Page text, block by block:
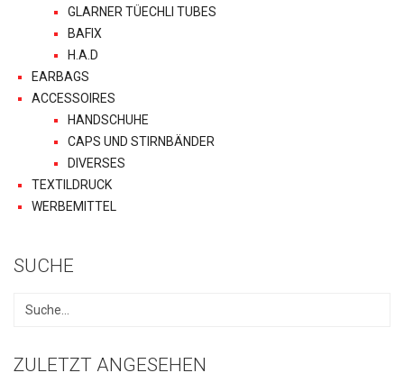
GLARNER TÜECHLI TUBES
BAFIX
H.A.D
EARBAGS
ACCESSOIRES
HANDSCHUHE
CAPS UND STIRNBÄNDER
DIVERSES
TEXTILDRUCK
WERBEMITTEL
SUCHE
ZULETZT ANGESEHEN